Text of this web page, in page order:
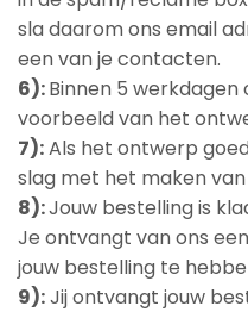
sla daarom ons email
een van je contacten.
6):Binnen 5 werkdagen
voorbeeld van het
7):Als het ontwerp
slag met het maken
8):Jouw bestelling is
Je ontvangt van ons
jouw bestelling te
9):Jij ontvangt jouw